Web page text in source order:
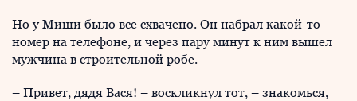
Но у Миши было все схвачено. Он набрал какой-то
номер на телефоне, и через пару минут к ним вышел
мужчина в строительной робе.
– Привет, дядя Вася! – воскликнул тот, – знакомься,